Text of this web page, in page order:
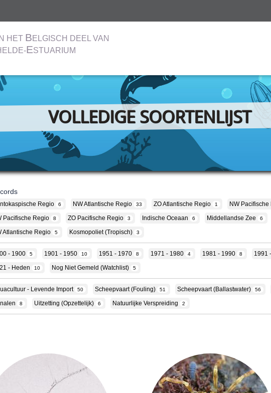
HET B ELGISCH DEEL VAN
ESTUARIUM
VOLLEDIGE SOORTENLIJST
Regio 6 NW Atlantische Regio 33 ZO Atlantische Regio 1 NW Pacifische
Pacifische Regio 8 ZO Pacifische Regio 3 Indische Oceaan 6 Middellandse Zee 6
Atlantische Regio 5 Kosmopoliet (tropisch) 3
- 1900 5 1901 - 1950 10 1951 - 1970 8 1971 - 1980 4 1981 - 1990 8 1991
- Heden 10 Nog Niet Gemeld (Watchlist) 5
- Levende Import 50 Scheepvaart (fouling) 51 Scheepvaart (ballastwater) 56
8 Uitzetting (opzettelijk) 6 Natuurlijke Verspreiding 2